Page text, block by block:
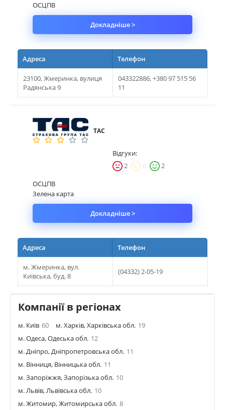
Партнерська програма
Реферальна програма
ОСЦПВ
Докладніше >
Адреса Телефон
23100, Жмеринка, вулиця
Радянська 9
043322886, +380 97 515 56
11
ТАС
Відгуки:
2
0
2
ОСЦПВ
Зелена карта
Докладніше >
Адреса Телефон
м. Жмеринка, вул.
Київська, буд. 8
(04332) 2-05-19
Компанії в регіонах
м. Київ 60 м. Харків, Харківська обл. 19
м. Одеса, Одеська обл. 12
м. Дніпро, Дніпропетровська обл. 11
м. Вінниця, Вінницька обл. 11
м. Запоріжжя, Запорізька обл. 10
м. Львів, Львівська обл. 10
м. Житомир, Житомирська обл. 8